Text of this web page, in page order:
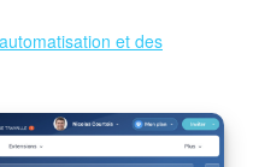
et des